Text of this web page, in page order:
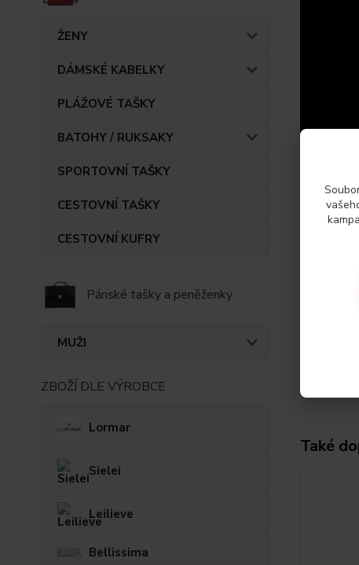
ŽENY
DÁMSKÉ KABELKY
PLÁŽOVÉ TAŠKY
BATOHY / RUKSAKY
SPORTOVNÍ TAŠKY
CESTOVNÍ TAŠKY
CESTOVNÍ KUFRY
Pánské tašky a peněženky
MUŽI
ZBOŽÍ DLE VÝROBCE
Lormar
Sielei
Leilieve
Bellissima
Původ
Také